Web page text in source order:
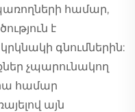
համար,
է
գնումներին:
չպարունակող
համար
այն